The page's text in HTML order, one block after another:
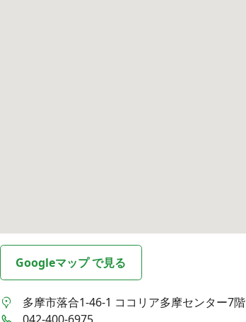
Googleマップ で見る
多摩市落合1-46-1 ココリア多摩センター7階